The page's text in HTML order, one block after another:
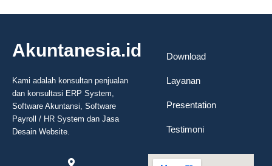
Akuntanesia.id
Kami adalah konsultan penjualan
dan konsultasi ERP System,
Software Akuntansi, Software
Payroll / HR System dan Jasa
Desain Website.
Download
Layanan
Presentation
Testimoni